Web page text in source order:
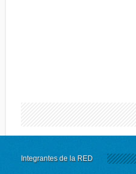
Integrantes de la RED